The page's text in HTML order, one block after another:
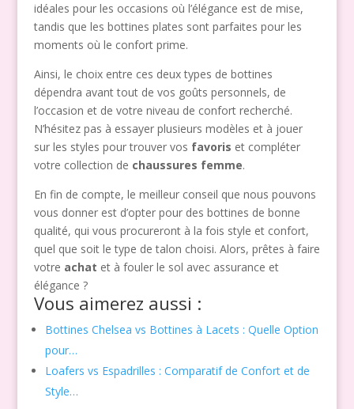
idéales pour les occasions où l’élégance est de mise,
tandis que les bottines plates sont parfaites pour les
moments où le confort prime.
Ainsi, le choix entre ces deux types de bottines
dépendra avant tout de vos goûts personnels, de
l’occasion et de votre niveau de confort recherché.
N’hésitez pas à essayer plusieurs modèles et à jouer
sur les styles pour trouver vos favoris et compléter
votre collection de chaussures femme.
En fin de compte, le meilleur conseil que nous pouvons
vous donner est d’opter pour des bottines de bonne
qualité, qui vous procureront à la fois style et confort,
quel que soit le type de talon choisi. Alors, prêtes à faire
votre achat et à fouler le sol avec assurance et
élégance ?
Vous aimerez aussi :
Bottines Chelsea vs Bottines à Lacets : Quelle Option
pour…
Loafers vs Espadrilles : Comparatif de Confort et de
Style…